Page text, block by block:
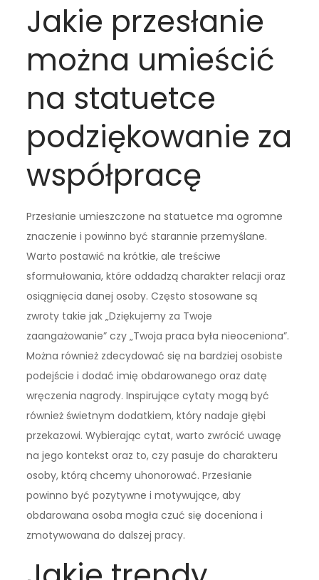
Jakie przesłanie
można umieścić
na statuetce
podziękowanie za
współpracę
Przesłanie umieszczone na statuetce ma ogromne
znaczenie i powinno być starannie przemyślane.
Warto postawić na krótkie, ale treściwe
sformułowania, które oddadzą charakter relacji oraz
osiągnięcia danej osoby. Często stosowane są
zwroty takie jak „Dziękujemy za Twoje
zaangażowanie” czy „Twoja praca była nieoceniona”.
Można również zdecydować się na bardziej osobiste
podejście i dodać imię obdarowanego oraz datę
wręczenia nagrody. Inspirujące cytaty mogą być
również świetnym dodatkiem, który nadaje głębi
przekazowi. Wybierając cytat, warto zwrócić uwagę
na jego kontekst oraz to, czy pasuje do charakteru
osoby, którą chcemy uhonorować. Przesłanie
powinno być pozytywne i motywujące, aby
obdarowana osoba mogła czuć się doceniona i
zmotywowana do dalszej pracy.